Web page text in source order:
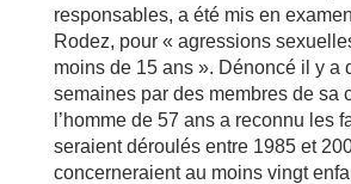
responsables, a été mis en
Rodez, pour « agressions
moins de 15 ans ». Dénoncé il y a
semaines par des membres de sa
l’homme de 57 ans a reconnu les
seraient déroulés entre 1985 et
concerneraient au moins vingt